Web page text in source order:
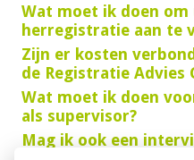
Wat moet ik doen
herregistratie aan te
Zijn er kosten
de Registratie Advies
Wat moet ik doen
als supervisor?
Mag ik ook een